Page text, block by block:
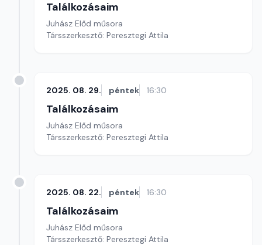
Találkozásaim
Juhász Előd műsora
Társszerkesztő: Peresztegi Attila
2025. 08. 29. péntek 16:30
Találkozásaim
Juhász Előd műsora
Társszerkesztő: Peresztegi Attila
2025. 08. 22. péntek 16:30
Találkozásaim
Juhász Előd műsora
Társszerkesztő: Peresztegi Attila